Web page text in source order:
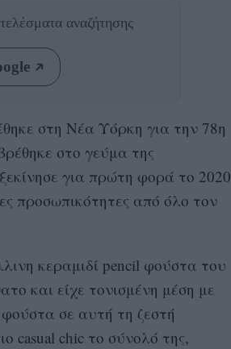
αναζήτησης
στη Νέα Υόρκη για την 78η
στο γεύμα της
για πρώτη φορά το 2020
προσωπικότητες από όλο τον
κεραμιδί pencil φούστα του
και είχε τονισμένη μέση με
σε αυτή τη ζεστή
casual chic το σύνολό της,